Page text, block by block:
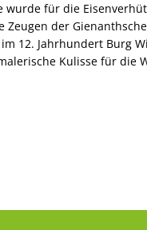
wurde für die
der
12. Jahrhundert Burg
Kulisse für die